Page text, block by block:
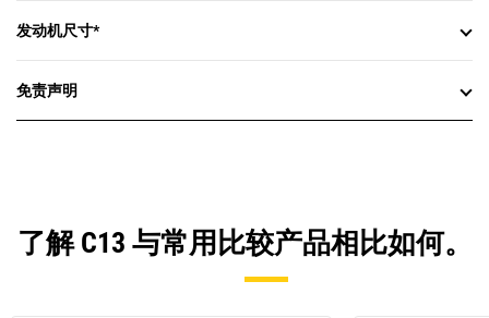
发动机尺寸*
免责声明
了解 C13 与常用比较产品相比如何。